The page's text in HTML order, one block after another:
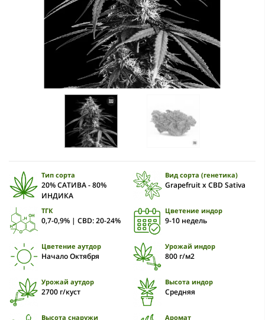
Тип сорта
20% САТИВА - 80%
ИНДИКА
Вид сорта (генетика)
Grapefruit x CBD Sativa
ТГК
0,7-0,9% | CBD: 20-24%
Цветение индор
9-10 недель
Цветение аутдор
Начало Октября
Урожай индор
800 г/м2
Урожай аутдор
2700 г/куст
Высота индор
Средняя
Высота снаружи Аромат